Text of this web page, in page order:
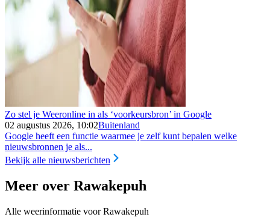
Zo stel je Weeronline in als ‘voorkeursbron’ in Google
02 augustus 2026, 10:02Buitenland
Google heeft een functie waarmee je zelf kunt bepalen welke
nieuwsbronnen je als...
Bekijk alle nieuwsberichten
Meer over Rawakepuh
Alle weerinformatie voor Rawakepuh